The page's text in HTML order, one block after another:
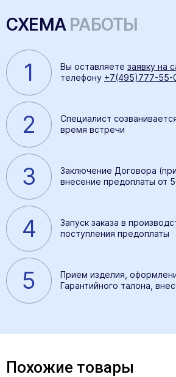
СХЕМА РАБОТЫ
1 Вы оставляете заявку на
телефону +7(495)777-55-
2
Специалист
время встречи
3
Заключение Договора (при
внесение предоплаты от
4
Запуск заказа в
поступления предоплаты
5
Прием изделия,
Гарантийного талона,
Похожие товары